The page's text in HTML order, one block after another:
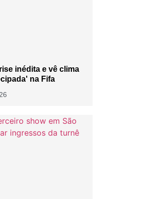
inédita e vê clima
na Fifa